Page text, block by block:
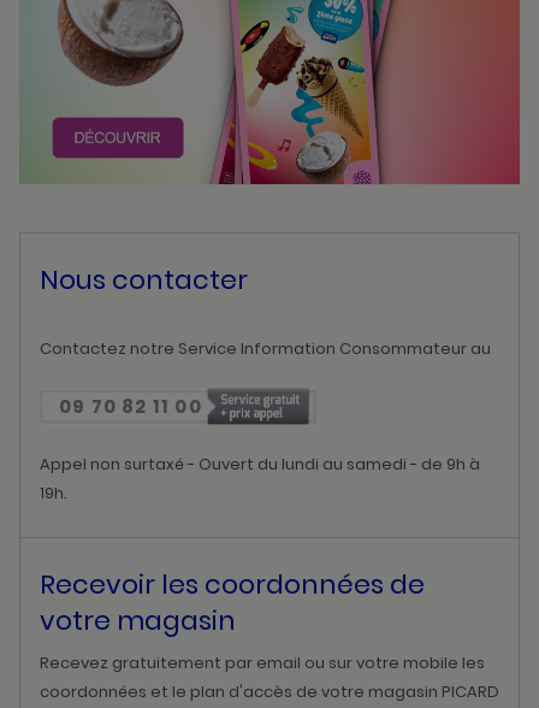
Nous contacter
Contactez notre Service Information Consommateur au
09 70 82 11 00
Appel non surtaxé - Ouvert du lundi au samedi - de 9h à
19h.
Recevoir les coordonnées de
votre magasin
Recevez gratuitement par email ou sur votre mobile les
coordonnées et le plan d'accès de votre magasin PICARD